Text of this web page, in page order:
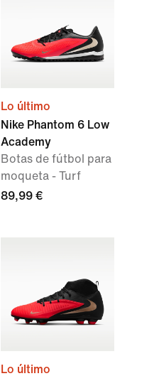
Lo último
Nike Phantom 6 Low
Academy
Botas de fútbol para
moqueta - Turf
89,99 €
Lo último